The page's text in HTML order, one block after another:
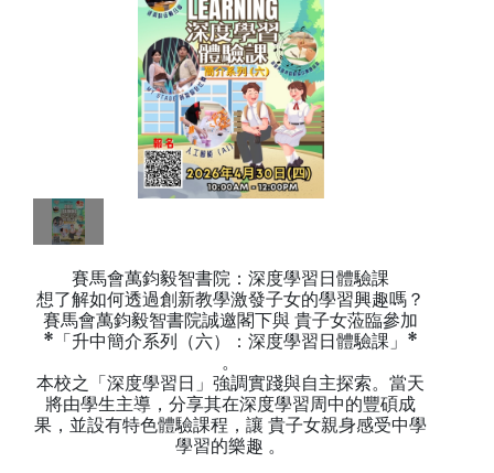
賽馬會萬鈞毅智書院：深度學習日體驗課
想了解如何透過創新教學激發子女的學習興趣嗎？
賽馬會萬鈞毅智書院誠邀閣下與 貴子女蒞臨參加
*「升中簡介系列（六）：深度學習日體驗課」*
。
本校之「深度學習日」強調實踐與自主探索。當天
將由學生主導，分享其在深度學習周中的豐碩成
果，並設有特色體驗課程，讓 貴子女親身感受中學
學習的樂趣 。